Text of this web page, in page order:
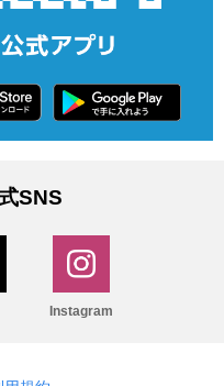
SNS
Instagram